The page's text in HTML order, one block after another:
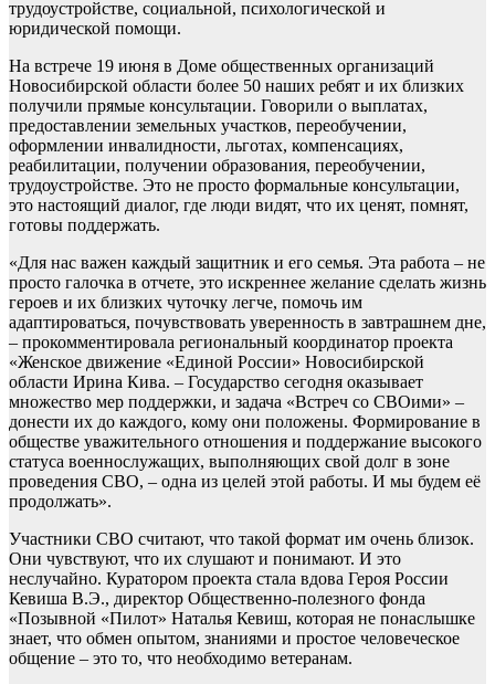
трудоустройстве, социальной, психологической и
юридической помощи.
На встрече 19 июня в Доме общественных организаций
Новосибирской области более 50 наших ребят и их близких
получили прямые консультации. Говорили о выплатах,
предоставлении земельных участков, переобучении,
оформлении инвалидности, льготах, компенсациях,
реабилитации, получении образования, переобучении,
трудоустройстве. Это не просто формальные консультации,
это настоящий диалог, где люди видят, что их ценят, помнят,
готовы поддержать.
«Для нас важен каждый защитник и его семья. Эта работа – не
просто галочка в отчете, это искреннее желание сделать жизнь
героев и их близких чуточку легче, помочь им
адаптироваться, почувствовать уверенность в завтрашнем дне,
– прокомментировала региональный координатор проекта
«Женское движение «Единой России» Новосибирской
области Ирина Кива. – Государство сегодня оказывает
множество мер поддержки, и задача «Встреч со СВОими» –
донести их до каждого, кому они положены. Формирование в
обществе уважительного отношения и поддержание высокого
статуса военнослужащих, выполняющих свой долг в зоне
проведения СВО, – одна из целей этой работы. И мы будем её
продолжать».
Участники СВО считают, что такой формат им очень близок.
Они чувствуют, что их слушают и понимают. И это
неслучайно. Куратором проекта стала вдова Героя России
Кевиша В.Э., директор Общественно-полезного фонда
«Позывной «Пилот» Наталья Кевиш, которая не понаслышке
знает, что обмен опытом, знаниями и простое человеческое
общение – это то, что необходимо ветеранам.